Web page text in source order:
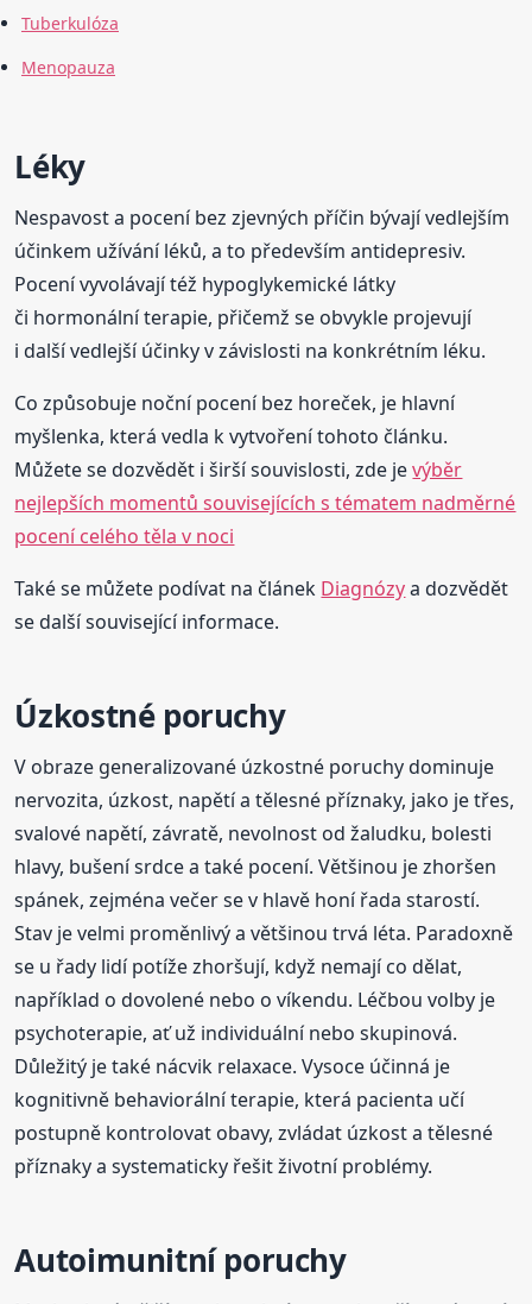
Tuberkulóza
Menopauza
Léky
Nespavost a pocení bez zjevných příčin bývají vedlejším
účinkem užívání léků, a to především antidepresiv.
Pocení vyvolávají též hypoglykemické látky
či hormonální terapie, přičemž se obvykle projevují
i další vedlejší účinky v závislosti na konkrétním léku.
Co způsobuje noční pocení bez horeček, je hlavní
myšlenka, která vedla k vytvoření tohoto článku.
Můžete se dozvědět i širší souvislosti, zde jevýběr
nejlepších momentů souvisejících s tématem nadměrné
pocení celého těla v noci
Také se můžete podívat na článek Diagnózya dozvědět
se další související informace.
Úzkostné poruchy
V obraze generalizované úzkostné poruchy dominuje
nervozita, úzkost, napětí a tělesné příznaky, jako je třes,
svalové napětí, závratě, nevolnost od žaludku, bolesti
hlavy, bušení srdce a také pocení. Většinou je zhoršen
spánek, zejména večer se v hlavě honí řada starostí.
Stav je velmi proměnlivý a většinou trvá léta. Paradoxně
se u řady lidí potíže zhoršují, když nemají co dělat,
například o dovolené nebo o víkendu. Léčbou volby je
psychoterapie, ať už individuální nebo skupinová.
Důležitý je také nácvik relaxace. Vysoce účinná je
kognitivně behaviorální terapie, která pacienta učí
postupně kontrolovat obavy, zvládat úzkost a tělesné
příznaky a systematicky řešit životní problémy.
Autoimunitní poruchy